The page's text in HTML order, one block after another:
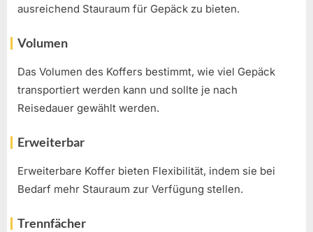
ausreichend Stauraum für Gepäck zu bieten.
Volumen
Das Volumen des Koffers bestimmt, wie viel Gepäck
transportiert werden kann und sollte je nach
Reisedauer gewählt werden.
Erweiterbar
Erweiterbare Koffer bieten Flexibilität, indem sie bei
Bedarf mehr Stauraum zur Verfügung stellen.
Trennfächer